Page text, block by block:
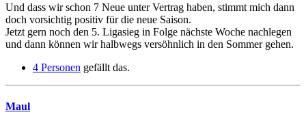
Und dass wir schon 7 Neue unter Vertrag haben, stimmt mich dann
doch vorsichtig positiv für die neue Saison.
Jetzt gern noch den 5. Ligasieg in Folge nächste Woche nachlegen
und dann können wir halbwegs versöhnlich in den Sommer gehen.
4 Personen gefällt das.
Maul